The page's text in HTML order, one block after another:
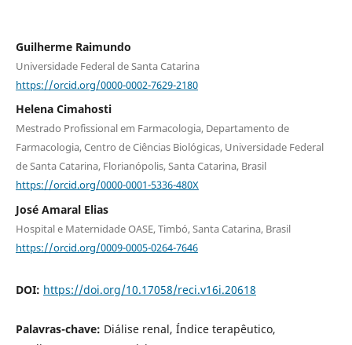
Guilherme Raimundo
Universidade Federal de Santa Catarina
https://orcid.org/0000-0002-7629-2180
Helena Cimahosti
Mestrado Profissional em Farmacologia, Departamento de
Farmacologia, Centro de Ciências Biológicas, Universidade Federal
de Santa Catarina, Florianópolis, Santa Catarina, Brasil
https://orcid.org/0000-0001-5336-480X
José Amaral Elias
Hospital e Maternidade OASE, Timbó, Santa Catarina, Brasil
https://orcid.org/0009-0005-0264-7646
DOI: https://doi.org/10.17058/reci.v16i.20618
Palavras-chave: Diálise renal, Índice terapêutico,